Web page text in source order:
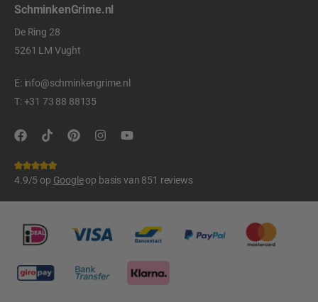
SchminkenGrime.nl
De Ring 28
5261 LM Vught
E: info@schminkengrime.nl
T:+31 73 88 88135
4.9/5 op Googleop basis van 851 reviews